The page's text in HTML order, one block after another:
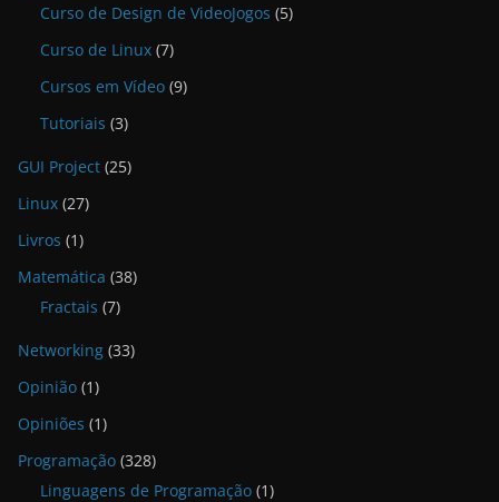
Curso de Design de VideoJogos (5)
Curso de Linux (7)
Cursos em Vídeo (9)
Tutoriais (3)
GUI Project (25)
Linux (27)
Livros (1)
Matemática (38)
Fractais (7)
Networking (33)
Opinião (1)
Opiniões (1)
Programação (328)
Linguagens de Programação (1)